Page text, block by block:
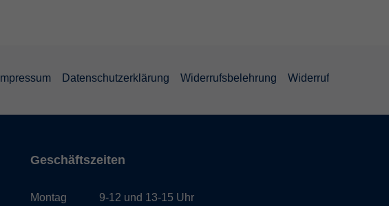
Impressum Datenschutzerklärung Widerrufsbelehrung Widerruf
Geschäftszeiten
Montag 9-12 und 13-15 Uhr